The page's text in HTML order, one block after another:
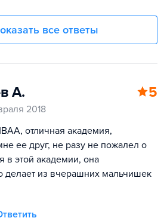
все ответы
А. 5
2018
отличная академия,
ее друг, не разу не пожалел о
в этой академии, она
делает из вчерашних мальчишек